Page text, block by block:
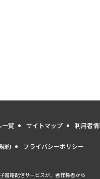
一覧 サイトマップ 利用者
約 プライバシーポリシー
書籍配信サービスが、著作権者から